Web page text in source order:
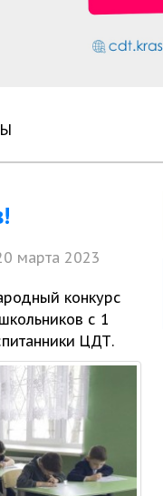
марта 2023
конкурс
с 1
ЦДТ.